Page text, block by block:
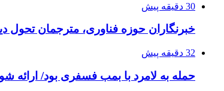
30 دقیقه پیش
خبرنگاران حوزه فناوری، مترجمان تحول
32 دقیقه پیش
حمله به لامرد با بمب فسفری بود/ ارائه